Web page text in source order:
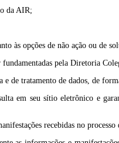
da AIR;
às opções de não ação ou de
pela Diretoria
de tratamento de dados, de
em seu sítio eletrônico e
recebidas no